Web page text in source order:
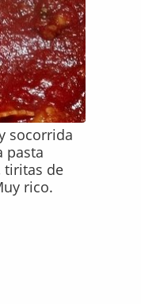
socorrida
pasta
tiritas de
rico.